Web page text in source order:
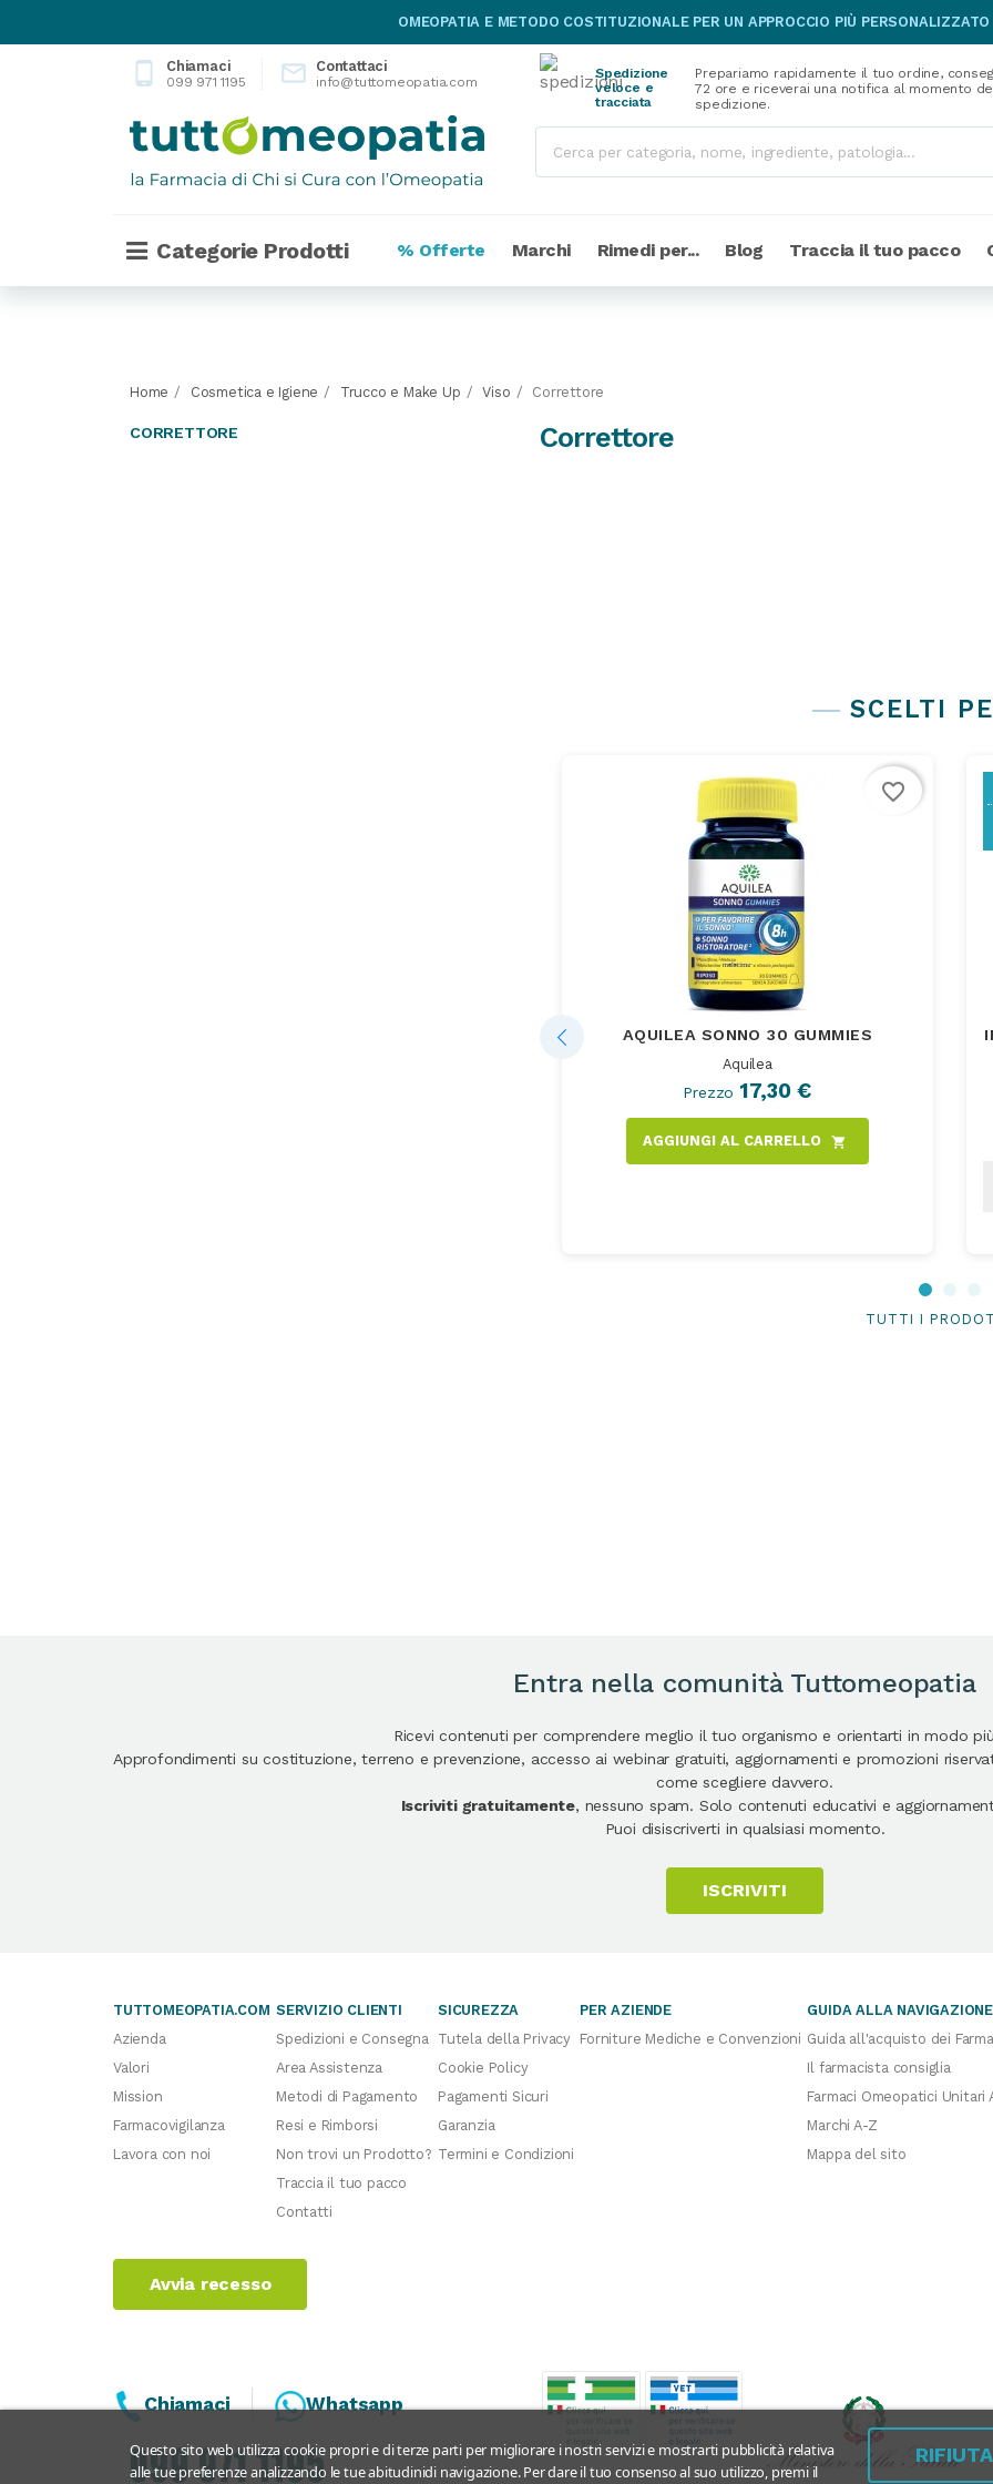
OMEOPATIA E METODO COSTITUZIONALE PER UN APPROCCIO PIÙ
phone_android Chiamaci
099 971 1195  Contattaci
info@tuttomeopatia.com
Spedizione
veloce e
tracciata
Prepariamo rapidamente il tuo ordine,
72 ore e riceverai una notifica al momento
spedizione.
Categorie Prodotti % Offerte Marchi Rimedi per... Blog Traccia il tuo pacco
Home Cosmetica e Igiene Trucco e Make Up Viso Correttore
CORRETTORE Correttore
SCELTI
AQUILEA SONNO 30 GUMMIES
Aquilea
Prezzo 17,30 €
AGGIUNGI AL CARRELLO shopping_cart
favorite_border
TUTTI I
Entra nella comunità Tuttomeopatia
Ricevi contenuti per comprendere meglio il tuo organismo e orientarti in modo
Approfondimenti su costituzione, terreno e prevenzione, accesso ai webinar gratuiti, aggiornamenti e promozioni
come scegliere davvero.
Iscriviti gratuitamente, nessuno spam. Solo contenuti educativi e
Puoi disiscriverti in qualsiasi momento.
ISCRIVITI
TUTTOMEOPATIA.COM
Azienda
Valori
Mission
Farmacovigilanza
Lavora con noi
SERVIZIO CLIENTI
Spedizioni e Consegna
Area Assistenza
Metodi di Pagamento
Resi e Rimborsi
Non trovi un Prodotto?
Traccia il tuo pacco
Contatti
SICUREZZA
Tutela della Privacy
Cookie Policy
Pagamenti Sicuri
Garanzia
Termini e Condizioni
PER AZIENDE
Forniture Mediche e Convenzioni
GUIDA ALLA NAVIGAZIONE
Guida all'acquisto dei
Il farmacista consiglia
Farmaci Omeopatici Unitari
Marchi A-Z
Mappa del sito
Avvia recesso
Questo sito web utilizza cookie propri e di terze parti per migliorare i nostri servizi e mostrarti pubblicità relativa
alle tue preferenze analizzando le tue abitudinidi navigazione. Per dare il tuo consenso al suo utilizzo, premi il
Chiamaci Whatsapp